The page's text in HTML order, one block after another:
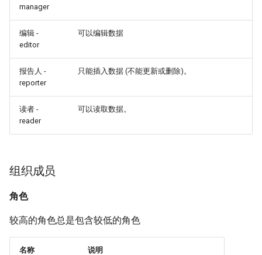
manager
编辑 -
editor
可以编辑数据
报告人 -
reporter
只能插入数据 (不能更新或删除)。
读者 -
reader
可以读取数据。
组织成员
角色
较高的角色总是包含较低的角色
名称 说明